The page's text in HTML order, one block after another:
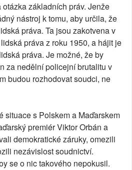
základních práv. Jenže
nástroj k tomu, aby určila, že
práva. Ta jsou zakotvena v
práva z roku 1950, a hájit je
práva. Je možné, že by
za nedělní policejní brutalitu v
budou rozhodovat soudci, ne
situace s Polskem a Maďarskem
premiér Viktor Orbán a
demokratické záruky, omezili
nezávislost soudnictví.
se o nic takového nepokusil.